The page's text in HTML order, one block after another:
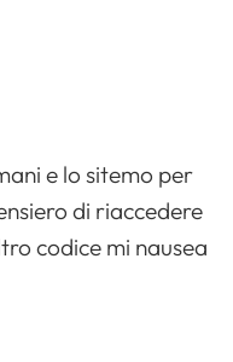
e lo sitemo per
di riaccedere
codice mi nausea